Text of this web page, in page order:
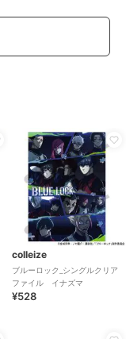
colleize
ブルーロック_シングルクリア
ファイル イナズマ
¥528